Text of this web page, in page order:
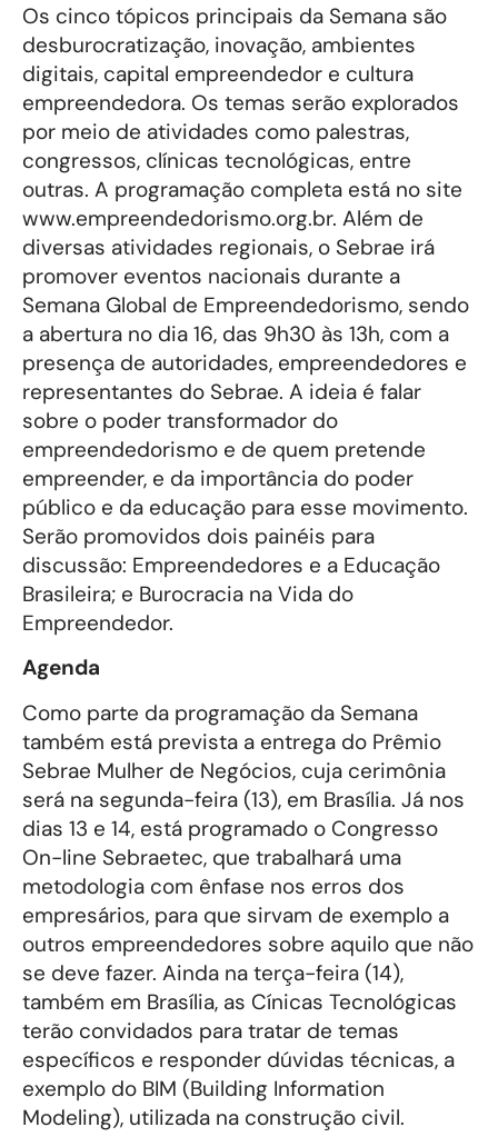
Os cinco tópicos principais da Semana são
desburocratização, inovação, ambientes
digitais, capital empreendedor e cultura
empreendedora. Os temas serão explorados
por meio de atividades como palestras,
congressos, clínicas tecnológicas, entre
outras. A programação completa está no site
www.empreendedorismo.org.br. Além de
diversas atividades regionais, o Sebrae irá
promover eventos nacionais durante a
Semana Global de Empreendedorismo, sendo
a abertura no dia 16, das 9h30 às 13h, com a
presença de autoridades, empreendedores e
representantes do Sebrae. A ideia é falar
sobre o poder transformador do
empreendedorismo e de quem pretende
empreender, e da importância do poder
público e da educação para esse movimento.
Serão promovidos dois painéis para
discussão: Empreendedores e a Educação
Brasileira; e Burocracia na Vida do
Empreendedor.
Agenda
Como parte da programação da Semana
também está prevista a entrega do Prêmio
Sebrae Mulher de Negócios, cuja cerimônia
será na segunda-feira (13), em Brasília. Já nos
dias 13 e 14, está programado o Congresso
On-line Sebraetec, que trabalhará uma
metodologia com ênfase nos erros dos
empresários, para que sirvam de exemplo a
outros empreendedores sobre aquilo que não
se deve fazer. Ainda na terça-feira (14),
também em Brasília, as Cínicas Tecnológicas
terão convidados para tratar de temas
específicos e responder dúvidas técnicas, a
exemplo do BIM (Building Information
Modeling), utilizada na construção civil.